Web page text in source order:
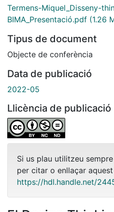
Termens-Miquel_Disseny-
BIMA_Presentació.pdf (1.26
Tipus de document
Objecte de conferència
Data de publicació
2022-05
Llicència de publicació
Si us plau utilitzeu
per citar o enllaçar
https://hdl.handle.net/